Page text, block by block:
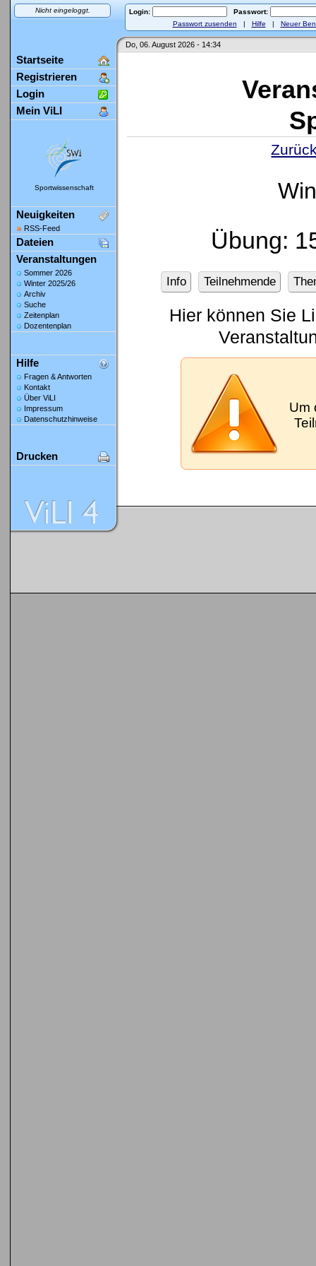
Nicht eingeloggt. Login:
Passwort:
Passwort zusenden | Hilfe | Neuer
Do, 06. August 2026 - 14:34
Startseite
Registrieren
Login
Mein ViLI
Sportwissenschaft
Neuigkeiten
RSS-Feed
Dateien
Veranstaltungen
Sommer 2026
Winter 2025/26
Archiv
Suche
Zeitenplan
Dozentenplan
Hilfe
Fragen & Antworten
Kontakt
Über ViLI
Impressum
Datenschutzhinweise
Drucken
Übung:
Info Teilnehmende
Hier können Sie
Um